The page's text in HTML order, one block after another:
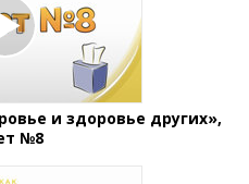
и здоровье других»,
№8